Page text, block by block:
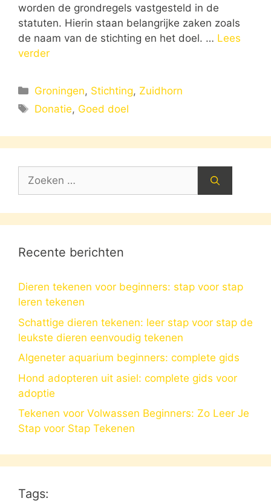
worden de grondregels vastgesteld in de
statuten. Hierin staan belangrijke zaken zoals
de naam van de stichting en het doel. … Lees
verder
Categorieën
Groningen, Stichting, Zuidhorn
Tags
Donatie, Goed doel
Zoek
Recente berichten
Dieren tekenen voor beginners: stap voor stap
leren tekenen
Schattige dieren tekenen: leer stap voor stap de
leukste dieren eenvoudig tekenen
Algeneter aquarium beginners: complete gids
Hond adopteren uit asiel: complete gids voor
adoptie
Tekenen voor Volwassen Beginners: Zo Leer Je
Stap voor Stap Tekenen
Tags: